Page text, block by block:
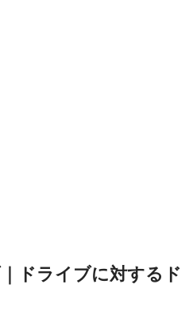
ドライブに対するド